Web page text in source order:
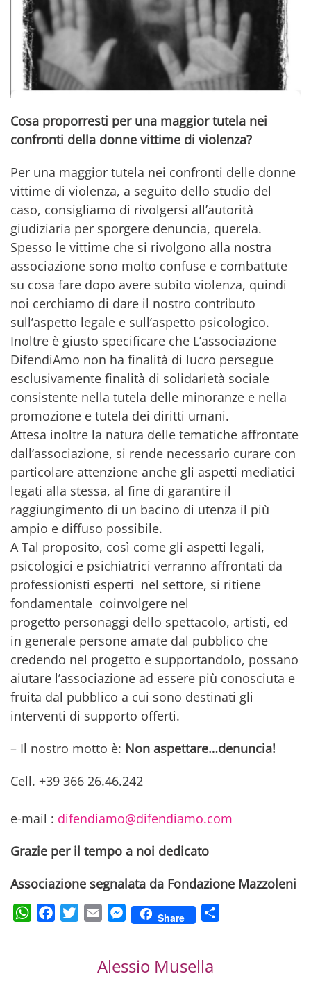
Cosa proporresti per una maggior tutela nei
confronti della donne vittime di violenza?
Per una maggior tutela nei confronti delle donne
vittime di violenza, a seguito dello studio del
caso, consigliamo di rivolgersi all’autorità
giudiziaria per sporgere denuncia, querela.
Spesso le vittime che si rivolgono alla nostra
associazione sono molto confuse e combattute
su cosa fare dopo avere subito violenza, quindi
noi cerchiamo di dare il nostro contributo
sull’aspetto legale e sull’aspetto psicologico.
Inoltre è giusto specificare che L’associazione
DifendiAmo non ha finalità di lucro persegue
esclusivamente finalità di solidarietà sociale
consistente nella tutela delle minoranze e nella
promozione e tutela dei diritti umani.
Attesa inoltre la natura delle tematiche affrontate
dall’associazione, si rende necessario curare con
particolare attenzione anche gli aspetti mediatici
legati alla stessa, al fine di garantire il
raggiungimento di un bacino di utenza il più
ampio e diffuso possibile.
A Tal proposito, così come gli aspetti legali,
psicologici e psichiatrici verranno affrontati da
professionisti esperti nel settore, si ritiene
fondamentale coinvolgere nel
progetto personaggi dello spettacolo, artisti, ed
in generale persone amate dal pubblico che
credendo nel progetto e supportandolo, possano
aiutare l’associazione ad essere più conosciuta e
fruita dal pubblico a cui sono destinati gli
interventi di supporto offerti.
– Il nostro motto è: Non aspettare…denuncia!
Cell. +39 366 26.46.242
e-mail : difendiamo@difendiamo.com
Grazie per il tempo a noi dedicato
Associazione segnalata da Fondazione Mazzoleni
WhatsAppFacebookTwitterEmail Messenger
Share
Alessio Musella